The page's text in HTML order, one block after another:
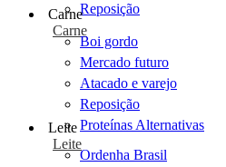
Reposição
Carne
Carne
Boi gordo
Mercado futuro
Atacado e varejo
Reposição
Proteínas Alternativas
Leite
Leite
Ordenha Brasil